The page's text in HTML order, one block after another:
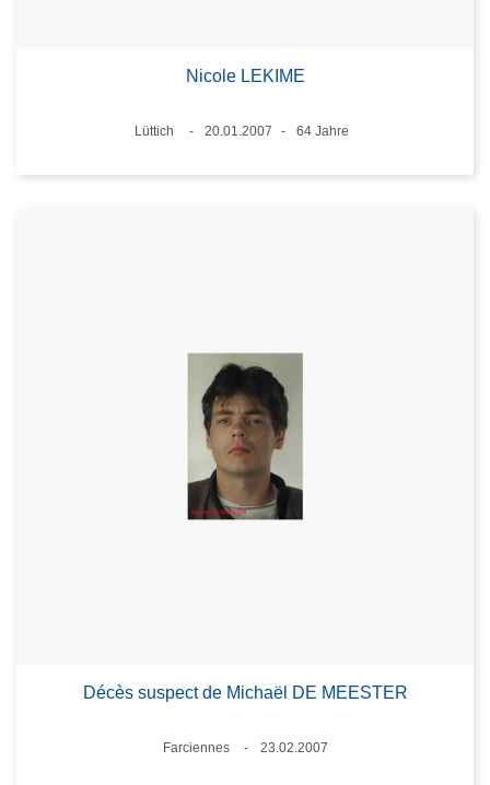
Nicole LEKIME
Standort
Lüttich
20.01.2007
64 Jahre
Décès suspect de Michaël DE MEESTER
Standort
Farciennes
23.02.2007